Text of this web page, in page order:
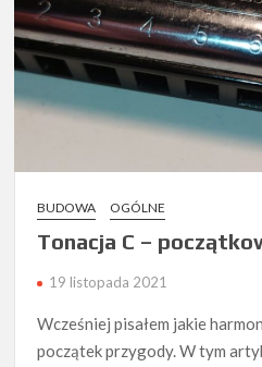
BUDOWA OGÓLNE
Tonacja C –
19 listopada 2021
Wcześniej pisałem jakie
początek przygody. W tym